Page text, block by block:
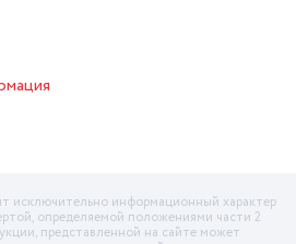
исключительно информационный характер
определяемой положениями части 2
представленной на сайте может